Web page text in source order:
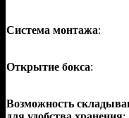
Система монтажа:
Открытие бокса:
Возможность